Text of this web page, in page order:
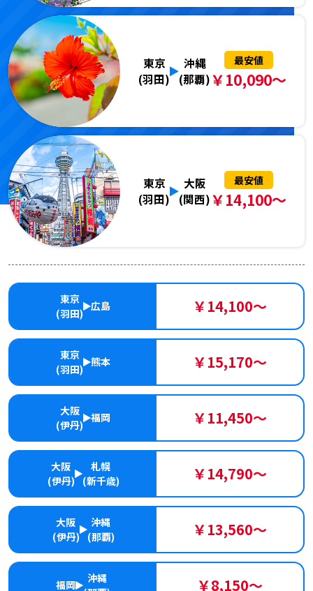
東京
(羽田)
沖縄
(那覇)
最安値
￥10,090～
東京
(羽田)
大阪
(関西)
最安値
￥14,100～
東京
(羽田)
広島 ￥14,100～
東京
(羽田)
熊本 ￥15,170～
大阪
(伊丹)
福岡 ￥11,450～
大阪
(伊丹)
札幌
(新千歳)
￥14,790～
大阪
(伊丹)
沖縄
(那覇)
￥13,560～
福岡
沖縄
￥8,150～